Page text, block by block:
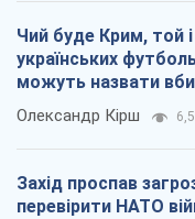
Чий буде Крим, той
українських
можуть назвати
Олександр Кірш
Захід проспав
перевірити НАТО